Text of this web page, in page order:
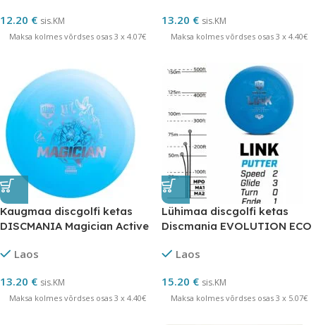
12.20 € sis.KM
Maksa kolmes võrdses osas 3 x 4.07€
13.20 € sis.KM
Maksa kolmes võrdses osas 3 x 4.40€
Kaugmaa discgolfi ketas
DISCMANIA Magician Active
Laos
13.20 € sis.KM
Maksa kolmes võrdses osas 3 x 4.40€
Lühimaa discgolfi ketas
Discmania EVOLUTION ECO
Laos
15.20 € sis.KM
Maksa kolmes võrdses osas 3 x 5.07€